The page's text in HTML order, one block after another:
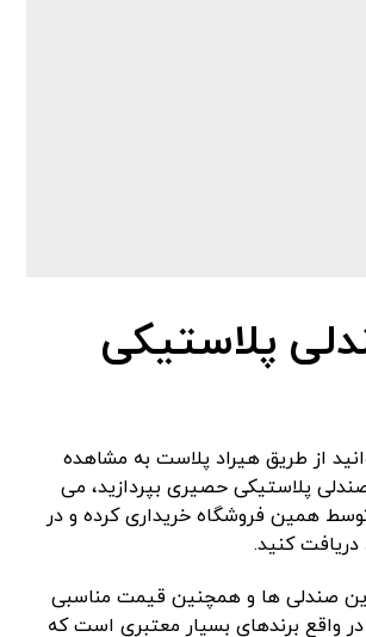
پلاستیکی
از طریق هیراد پلاست به مشاهده
پلاستیکی حصیری بپردازید، می
توسط همین فروشگاه خریداری کرده و در
کنید.
صندلی ها و همچنین قیمت مناسبی
در واقع برندهای بسیار معتبری است که